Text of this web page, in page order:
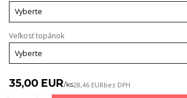
Veľkosť topánok
35,00 EUR/ks28,46 EURbez DPH